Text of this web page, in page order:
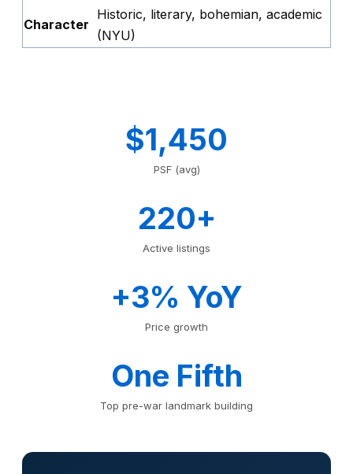
Character
Historic, literary, bohemian, academic
(NYU)
$1,450
PSF (avg)
220+
Active listings
+3% YoY
Price growth
One Fifth
Top pre-war landmark building